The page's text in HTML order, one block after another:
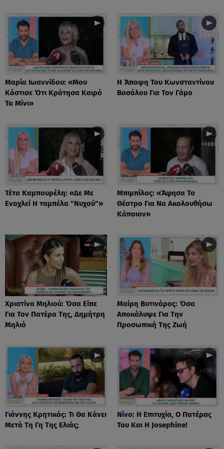
Μαρία Ιωαννίδου: «Μου
Κόστισε Ότι Κράτησα Καιρό
Τα Μίνι»
Η Άποψη Του Κωνσταντίνου
Βασάλου Για Τον Γάμο
Τέτα Καμπουρέλη: «Δε Mε
Eνοχλεί H ταμπέλα "Νυχού"»
Μπιμπίλας: «Άφησα Το
Θέατρο Για Να Ακολουθήσω
Κάποιον»
Χριστίνα Μηλιού: Όσα Είπε
Για Τον Πατέρα Της, Δημήτρη
Μηλιό
Μαίρη Βυτινάρος: Όσα
Αποκάλυψε Για Την
Προσωπική Της Ζωή
Γιάννης Κρητικός: Τι Θα Κάνει
Μετά Τη Γη Της Ελιάς;
Νίνο: Η Επιτυχία, Ο Πατέρας
Του Και Η Josephine!